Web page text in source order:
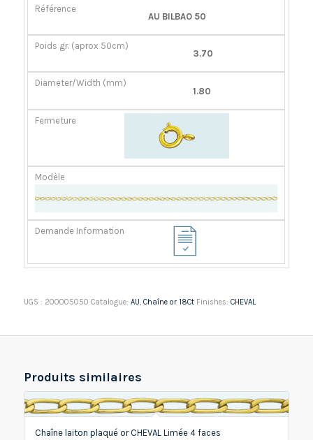
AU BILBAO 50
3.70
1.80
UGS : 200005050 Catalogue: AU Chaîne or 18Ct Finishes: CHEVAL
Produits similaires
Chaîne laiton plaqué or CHEVAL Limée 4 faces